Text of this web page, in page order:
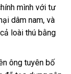
mình với tư
dâm nam, và
loài thú bằng
ông tuyên bố